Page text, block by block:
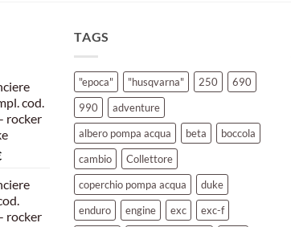
cod.
rocker
Il
attuale
è:
30,00€.
rocker
TAGS
"epoca" "husqvarna" 250
690
990
adventure
albero pompa acqua
beta
boccola
cambio
Collettore
coperchio pompa acqua
duke
enduro
engine exc
exc-f